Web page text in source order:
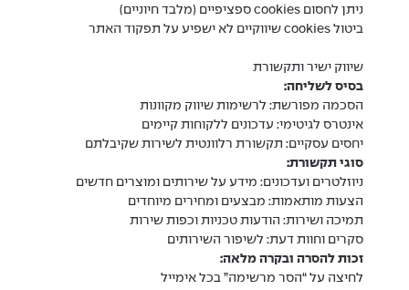
ניתן לחסום cookies ספציפיים (מלבד חיוניים)
ביטול cookies שיווקיים לא ישפיע על תפקוד האתר
שיווק ישיר ותקשורת
בסיס לשליחה:
הסכמה מפורשת: לרשימות שיווק מקוונות
אינטרס לגיטימי: עדכונים ללקוחות קיימים
יחסים עסקיים: תקשורת רלוונטית לשירות שקיבלתם
סוגי תקשורת:
ניוזלטרים ועדכונים: מידע על שירותים ומוצרים חדשים
הצעות מותאמות: מבצעים ומחירים מיוחדים
תמיכה ושירות: הודעות טכניות וכפות שירות
סקרים וחוות דעת: לשיפור השירותים
זכות להסרה ובקרה מלאה:
לחיצה על “הסר מרשימה” בכל אימייל